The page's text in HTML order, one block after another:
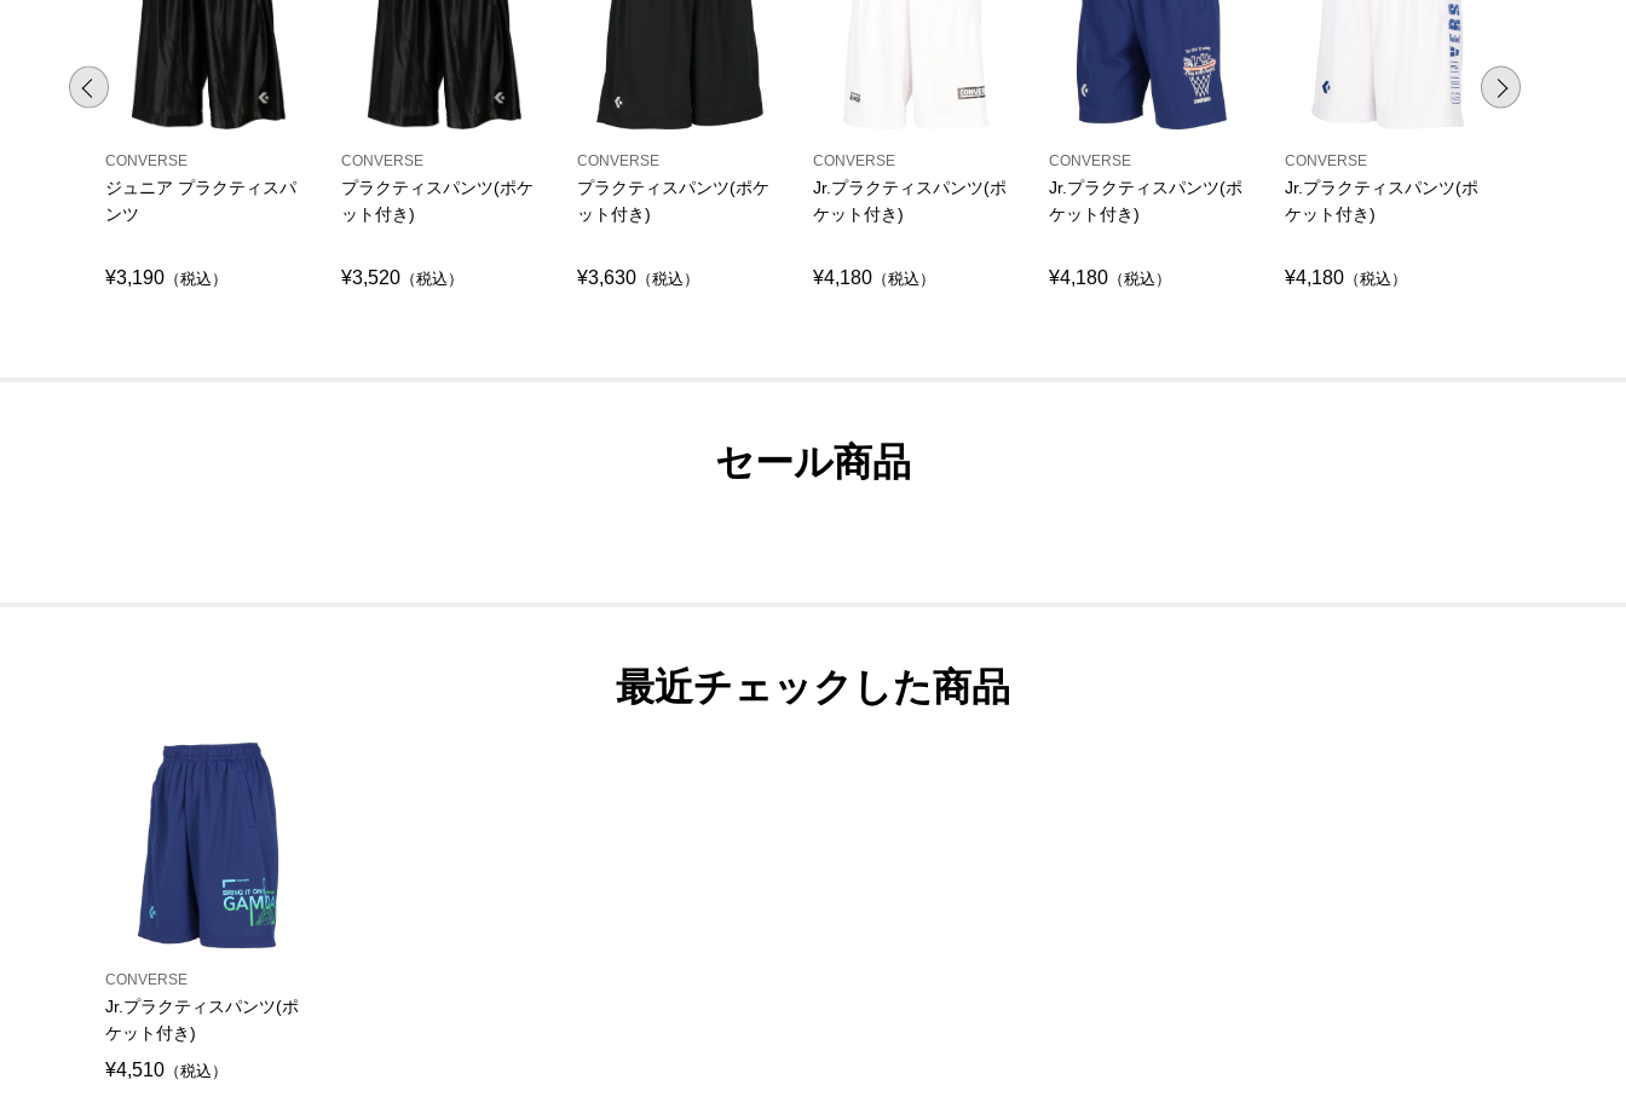
CONVERSE
ジュニア プラクティスパ
ンツ
¥3,190 （税込）
CONVERSE
プラクティスパンツ(ポケ
ット付き)
¥3,520 （税込）
CONVERSE
プラクティスパンツ(ポケ
ット付き)
¥3,630 （税込）
CONVERSE
Jr.プラクティスパンツ(ポ
ケット付き)
¥4,180 （税込）
CONVERSE
Jr.プラクティスパンツ(ポ
ケット付き)
¥4,180 （税込）
CONVERSE
Jr.プラクティスパンツ(ポ
ケット付き)
¥4,180 （税込）
セール商品
最近チェックした商品
CONVERSE
Jr.プラクティスパンツ(ポ
ケット付き)
¥4,510 （税込）